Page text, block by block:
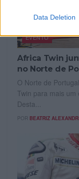
Data Deletion
EVENTO
Africa Twin
no Norte de
O Norte de
Twin para mais
Desta...
POR BEATRIZ